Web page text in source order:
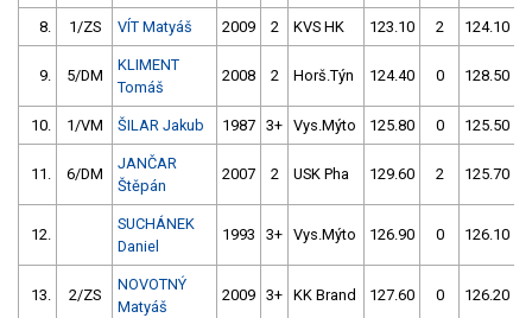
8. 1/ZS VÍT Matyáš 2009 2 KVS HK 123.10 2 124.10
9. 5/DM
KLIMENT
Tomáš
2008 2 Horš.Týn 124.40 0 128.50
10. 1/VM ŠILAR Jakub 1987 3+ Vys.Mýto 125.80 0 125.50
11. 6/DM
JANČAR
Štěpán
2007 2 USK Pha 129.60 2 125.70
12.
SUCHÁNEK
Daniel
1993 3+ Vys.Mýto 126.90 0 126.10
13. 2/ZS
NOVOTNÝ
Matyáš
2009 3+ KK Brand 127.60 0 126.20